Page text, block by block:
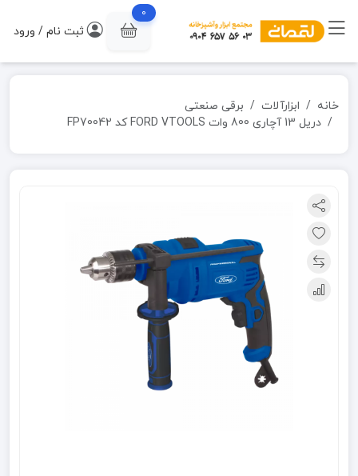
0
ثبت نام / ورود
خانه ابزارآلات
برقی صنعتی
دریل 13 آچاری 800 وات FORD VTOOLS کد FP70042